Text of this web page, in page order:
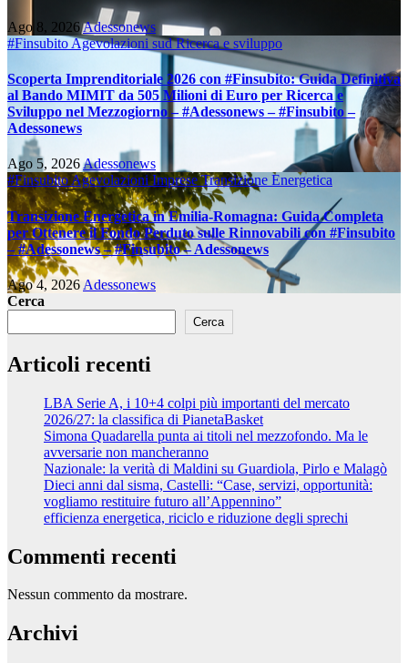
Ago 8, 2026Adessonews
#FinsubitoAgevolazioni sudRicerca e sviluppo
Scoperta Imprenditoriale 2026 con #Finsubito: Guida Definitiva
al Bando MIMIT da 505 Milioni di Euro per Ricerca e
Sviluppo nel Mezzogiorno – #Adessonews – #Finsubito –
Adessonews
Ago 5, 2026Adessonews
#Finsubito Agevolazioni ImpreseTransizione Energetica
Transizione Energetica in Emilia-Romagna: Guida Completa
per Ottenere il Fondo Perduto sulle Rinnovabili con #Finsubito
– #Adessonews – #Finsubito – Adessonews
Ago 4, 2026 Adessonews
Cerca
Cerca
Articoli recenti
LBA Serie A, i 10+4 colpi più importanti del mercato
2026/27: la classifica di PianetaBasket
Simona Quadarella punta ai titoli nel mezzofondo. Ma le
avversarie non mancheranno
Nazionale: la verità di Maldini su Guardiola, Pirlo e Malagò
Dieci anni dal sisma, Castelli: “Case, servizi, opportunità:
vogliamo restituire futuro all’Appennino”
efficienza energetica, riciclo e riduzione degli sprechi
Commenti recenti
Nessun commento da mostrare.
Archivi